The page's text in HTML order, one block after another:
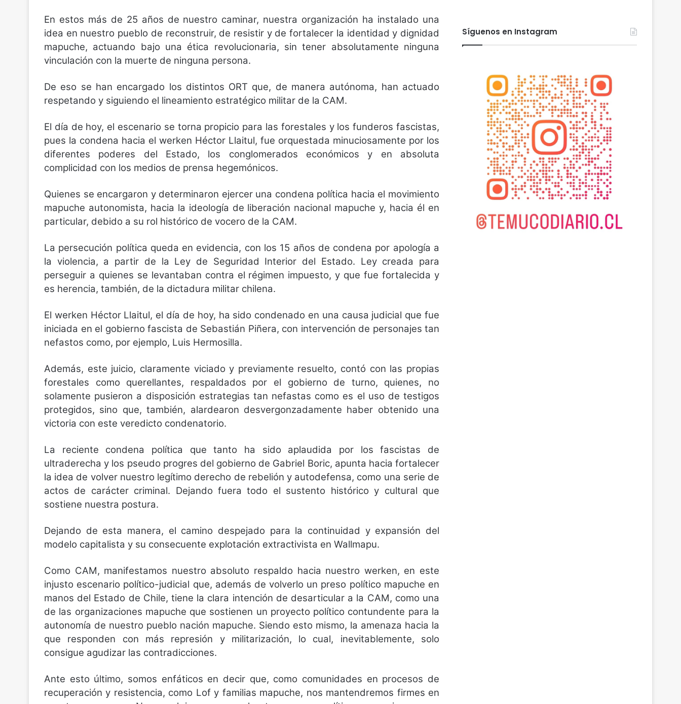
En estos más de 25 años de nuestro caminar, nuestra organización ha instalado una
idea en nuestro pueblo de reconstruir, de resistir y de fortalecer la identidad y dignidad
mapuche, actuando bajo una ética revolucionaria, sin tener absolutamente ninguna
vinculación con la muerte de ninguna persona.
De eso se han encargado los distintos ORT que, de manera autónoma, han actuado
respetando y siguiendo el lineamiento estratégico militar de la CAM.
El día de hoy, el escenario se torna propicio para las forestales y los funderos fascistas,
pues la condena hacia el werken Héctor Llaitul, fue orquestada minuciosamente por los
diferentes poderes del Estado, los conglomerados económicos y en absoluta
complicidad con los medios de prensa hegemónicos.
Quienes se encargaron y determinaron ejercer una condena política hacia el movimiento
mapuche autonomista, hacia la ideología de liberación nacional mapuche y, hacia él en
particular, debido a su rol histórico de vocero de la CAM.
La persecución política queda en evidencia, con los 15 años de condena por apología a
la violencia, a partir de la Ley de Seguridad Interior del Estado. Ley creada para
perseguir a quienes se levantaban contra el régimen impuesto, y que fue fortalecida y
es herencia, también, de la dictadura militar chilena.
El werken Héctor Llaitul, el día de hoy, ha sido condenado en una causa judicial que fue
iniciada en el gobierno fascista de Sebastián Piñera, con intervención de personajes tan
nefastos como, por ejemplo, Luis Hermosilla.
Además, este juicio, claramente viciado y previamente resuelto, contó con las propias
forestales como querellantes, respaldados por el gobierno de turno, quienes, no
solamente pusieron a disposición estrategias tan nefastas como es el uso de testigos
protegidos, sino que, también, alardearon desvergonzadamente haber obtenido una
victoria con este veredicto condenatorio.
La reciente condena política que tanto ha sido aplaudida por los fascistas de
ultraderecha y los pseudo progres del gobierno de Gabriel Boric, apunta hacia fortalecer
la idea de volver nuestro legítimo derecho de rebelión y autodefensa, como una serie de
actos de carácter criminal. Dejando fuera todo el sustento histórico y cultural que
sostiene nuestra postura.
Dejando de esta manera, el camino despejado para la continuidad y expansión del
modelo capitalista y su consecuente explotación extractivista en Wallmapu.
Como CAM, manifestamos nuestro absoluto respaldo hacia nuestro werken, en este
injusto escenario político-judicial que, además de volverlo un preso político mapuche en
manos del Estado de Chile, tiene la clara intención de desarticular a la CAM, como una
de las organizaciones mapuche que sostienen un proyecto político contundente para la
autonomía de nuestro pueblo nación mapuche. Siendo esto mismo, la amenaza hacia la
que responden con más represión y militarización, lo cual, inevitablemente, solo
consigue agudizar las contradicciones.
Ante esto último, somos enfáticos en decir que, como comunidades en procesos de
recuperación y resistencia, como Lof y familias mapuche, nos mantendremos firmes en
Síguenos en Instagram